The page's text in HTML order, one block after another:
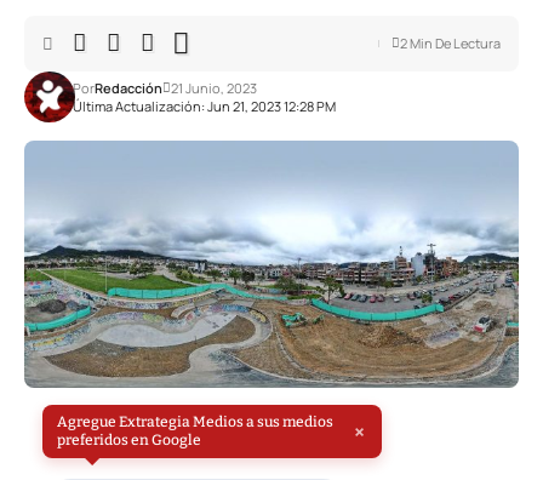
Última Actualización: Jun 21, 2023 12:28 PM
PorRedacción 21 Junio, 2023
2 Min De Lectura
Agregue Extrategia Medios a sus medios
preferidos en Google
×